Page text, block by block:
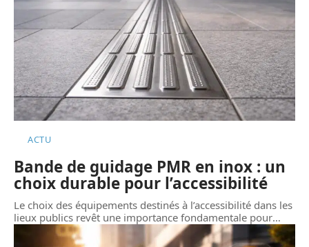
ACTU
Bande de guidage PMR en inox : un
choix durable pour l’accessibilité
Le choix des équipements destinés à l’accessibilité dans les
lieux publics revêt une importance fondamentale pour…